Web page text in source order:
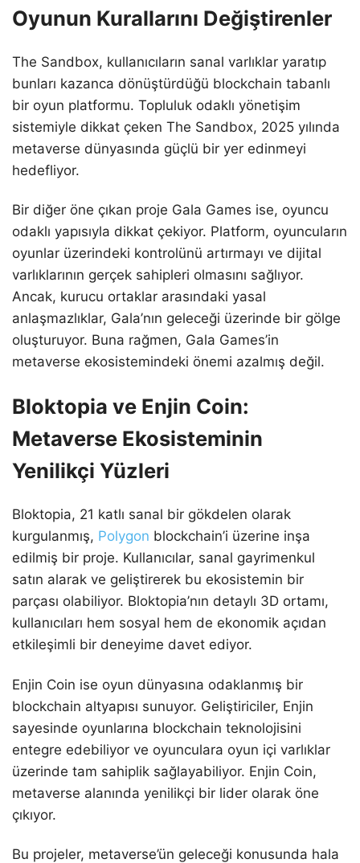
Oyunun Kurallarını Değiştirenler
The Sandbox, kullanıcıların sanal varlıklar yaratıp
bunları kazanca dönüştürdüğü blockchain tabanlı
bir oyun platformu. Topluluk odaklı yönetişim
sistemiyle dikkat çeken The Sandbox, 2025 yılında
metaverse dünyasında güçlü bir yer edinmeyi
hedefliyor.
Bir diğer öne çıkan proje Gala Games ise, oyuncu
odaklı yapısıyla dikkat çekiyor. Platform, oyuncuların
oyunlar üzerindeki kontrolünü artırmayı ve dijital
varlıklarının gerçek sahipleri olmasını sağlıyor.
Ancak, kurucu ortaklar arasındaki yasal
anlaşmazlıklar, Gala’nın geleceği üzerinde bir gölge
oluşturuyor. Buna rağmen, Gala Games’in
metaverse ekosistemindeki önemi azalmış değil.
Bloktopia ve Enjin Coin:
Metaverse Ekosisteminin
Yenilikçi Yüzleri
Bloktopia, 21 katlı sanal bir gökdelen olarak
kurgulanmış, Polygon blockchain’i üzerine inşa
edilmiş bir proje. Kullanıcılar, sanal gayrimenkul
satın alarak ve geliştirerek bu ekosistemin bir
parçası olabiliyor. Bloktopia’nın detaylı 3D ortamı,
kullanıcıları hem sosyal hem de ekonomik açıdan
etkileşimli bir deneyime davet ediyor.
Enjin Coin ise oyun dünyasına odaklanmış bir
blockchain altyapısı sunuyor. Geliştiriciler, Enjin
sayesinde oyunlarına blockchain teknolojisini
entegre edebiliyor ve oyunculara oyun içi varlıklar
üzerinde tam sahiplik sağlayabiliyor. Enjin Coin,
metaverse alanında yenilikçi bir lider olarak öne
çıkıyor.
Bu projeler, metaverse’ün geleceği konusunda hala